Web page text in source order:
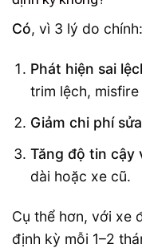
Có, vì 3 lý do chính:
Phát hiện sai
trim lệch,
Giảm chi phí
Tăng độ tin cậy
dài hoặc xe cũ.
Cụ thể hơn, với xe
định kỳ mỗi 1–2